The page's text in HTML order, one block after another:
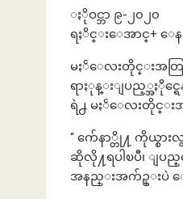
ႏိုဝင္ဘာ ၉-၂၀၂၀
ရႈိင္းေအာင္+ ေန
မႏၲေလးတိုင္းအတြ
ရာႏုန္းျပည့္အႏိုင္
ရဲ႕ မႏၲေလးတိုင္း
“ က်ေနာ္တို႔ ကိုယ္စ
ဆိုလို႔ရပါၿပီ၊ ျပ
အနည္းအက်ဥ္းပဲ ေက